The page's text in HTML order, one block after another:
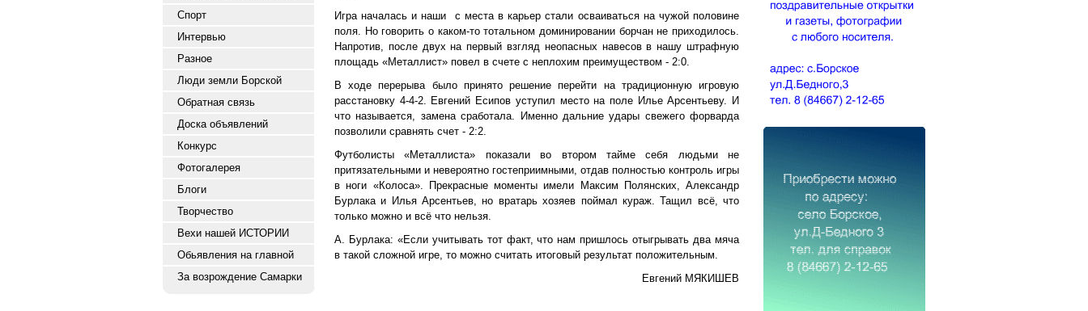
Спорт
Интервью
Разное
Люди земли Борской
Обратная связь
Доска объявлений
Конкурс
Фотогалерея
Блоги
Творчество
Вехи нашей ИСТОРИИ
Обьявления на главной
За возрождение Самарки
Игра началась и наши
с места в карьер стали осваиваться на чужой половине
поля. Но говорить о каком-то тотальном доминировании борчан не приходилось.
Напротив, после двух на первый взгляд неопасных навесов в нашу штрафную
площадь «Металлист» повел в счете с неплохим преимуществом - 2:0.
В ходе перерыва было принято решение перейти на традиционную игровую
расстановку 4-4-2. Евгений Есипов уступил место на поле Илье Арсентьеву. И
что называется, замена сработала. Именно дальние удары свежего форварда
позволили сравнять счет - 2:2.
Футболисты «Металлиста» показали во втором тайме себя людьми не
притязательными и невероятно гостеприимными, отдав полностью контроль игры
в ноги «Колоса». Прекрасные моменты имели Максим Полянских, Александр
Бурлака и Илья Арсентьев, но вратарь хозяев поймал кураж. Тащил всё, что
только можно и всё что нельзя.
А. Бурлака: «Если учитывать тот факт, что нам пришлось отыгрывать два мяча
в такой сложной игре, то можно считать итоговый результат положительным.
Евгений МЯКИШЕВ